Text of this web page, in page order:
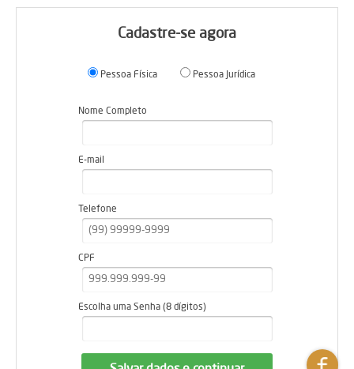
Cadastre-se agora
Pessoa Física Pessoa Jurídica
Nome Completo
E-mail
Telefone
CPF
Escolha uma Senha (8 dígitos)